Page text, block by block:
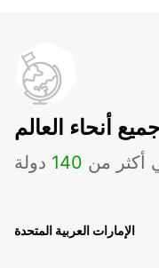
أنحاء العالم
أكثر من 140 دولة
الإمارات العربية المتحدة